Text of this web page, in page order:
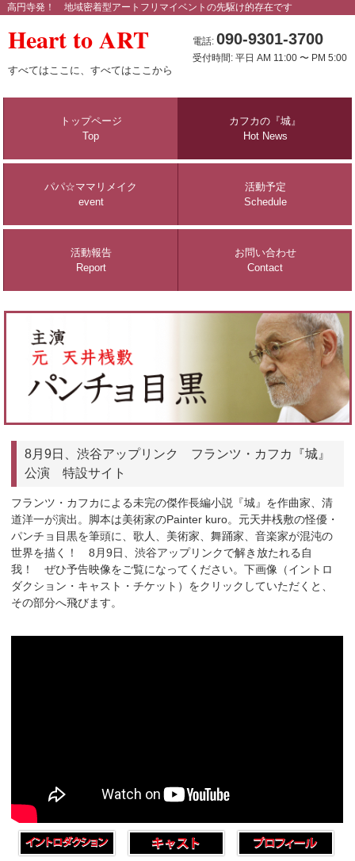
高円寺発！ 地域密着型アートフリマイベントの先駆け的存在です
Heart to ART
すべてはここに、すべてはここから
電話: 090-9301-3700
受付時間: 平日 AM 11:00 〜 PM 5:00
トップページ
Top
カフカの『城』
Hot News
パパ☆ママリメイク
event
活動予定
Schedule
活動報告
Report
お問い合わせ
Contact
8月9日、渋谷アップリンク フランツ・カフカ『城』
公演 特設サイト
フランツ・カフカによる未完の傑作長編小説『城』を作曲家、清
道洋一が演出。脚本は美術家のPainter kuro。元天井桟敷の怪優・
パンチョ目黒を筆頭に、歌人、美術家、舞踊家、音楽家が混沌の
世界を描く！ 8月9日、渋谷アップリンクで解き放たれる自
我！ ぜひ予告映像をご覧になってください。下画像（イントロ
ダクション・キャスト・チケット）をクリックしていただくと、
その部分へ飛びます。